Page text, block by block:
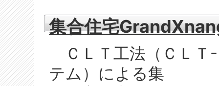
集合住宅
ＣＬＴ工法（ＣＬＴ
テム）による集